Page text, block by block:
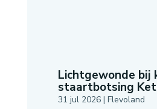
Lichtgewonde bij
staartbotsing
31 jul 2026| Flevoland